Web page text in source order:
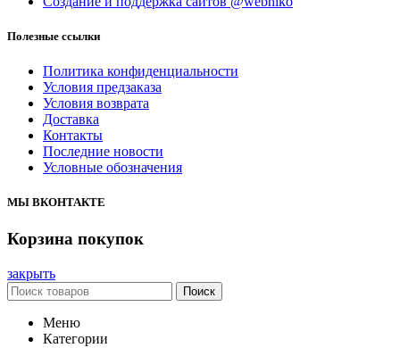
Полезные ссылки
Политика конфиденциальности
Условия предзаказа
Условия возврата
Доставка
Контакты
Последние новости
Условные обозначения
МЫ ВКОНТАКТЕ
Корзина покупок
закрыть
Поиск
Меню
Категории